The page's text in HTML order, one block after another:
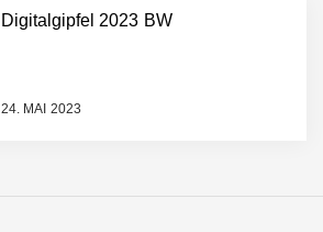
Digitalgipfel 2023 BW
24. MAI 2023